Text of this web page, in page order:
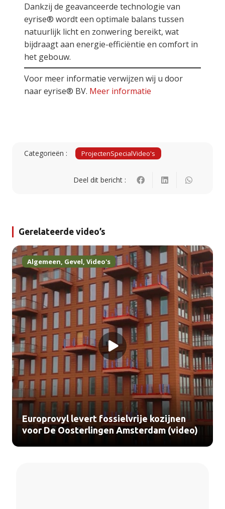
Dankzij de geavanceerde technologie van
eyrise® wordt een optimale balans tussen
natuurlijk licht en zonwering bereikt, wat
bijdraagt aan energie-efficiëntie en comfort in
het gebouw.
Voor meer informatie verwijzen wij u door
naar eyrise® BV. Meer informatie
Categorieën : ProjectenSpecialVideo's
Deel dit bericht :
Gerelateerde video’s
Algemeen, Gevel, Video's
Europrovyl levert fossielvrije kozijnen
voor De Oosterlingen Amsterdam (video)